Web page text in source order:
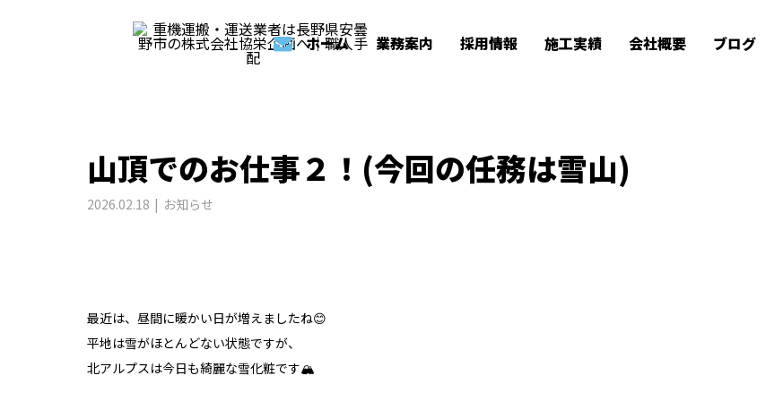
ホーム 業務案内 採用情報 施工実績 会社概要 ブログ
BLOG
BLOG お知らせ 山頂でのお仕事２！(今回の任務は雪山)
山頂でのお仕事２！(今回の任務は雪山)
2026.02.18 お知らせ
最近は、昼間に暖かい日が増えましたね😊
平地は雪がほとんどない状態ですが、
北アルプスは今日も綺麗な雪化粧です🏔